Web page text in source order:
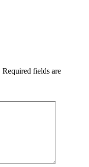
Required fields are